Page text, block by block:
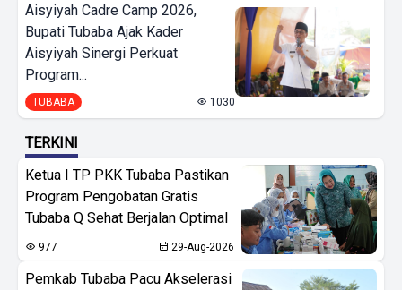
Aisyiyah Cadre Camp 2026,
Bupati Tubaba Ajak Kader
Aisyiyah Sinergi Perkuat
Program...
TUBABA 1030
TERKINI
Ketua I TP PKK Tubaba Pastikan
Program Pengobatan Gratis
Tubaba Q Sehat Berjalan Optimal
977 29-Aug-2026
Pemkab Tubaba Pacu Akselerasi